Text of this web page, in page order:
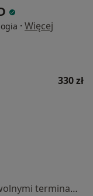
· Więcej
330 zł
Brak dostępnych specjalistów z wolnymi terminami w tym centrum medycznym.